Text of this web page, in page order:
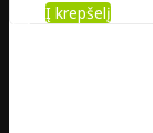
Į krepšelį